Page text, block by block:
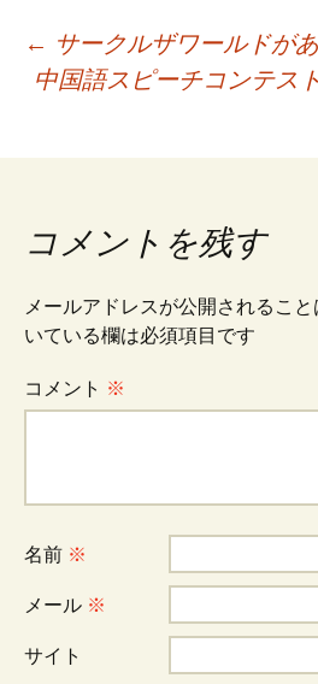
投
ビ
ゲ
ー
シ
ョ
ン
← サークルザワールドが
中国語スピーチコンテス
コメントを残す
メールアドレスが公開されること
いている欄は必須項目です
コメント ※
名前 ※
メール ※
サイト